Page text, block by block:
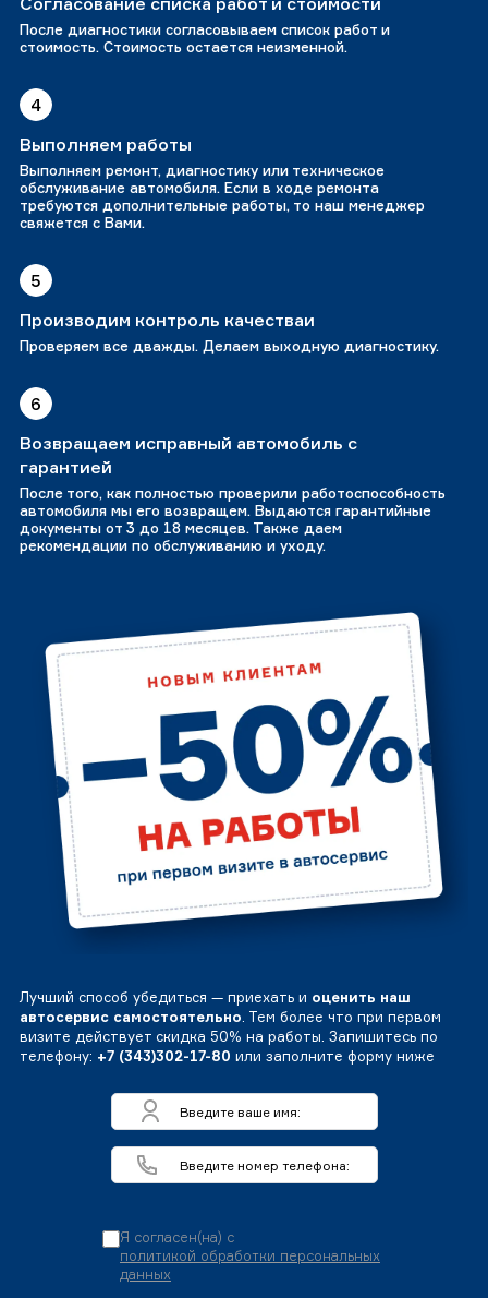
После диагностики согласовываем список работ и
стоимость. Стоимость остается неизменной.
4
Выполняем работы
Выполняем ремонт, диагностику или техническое
обслуживание автомобиля. Если в ходе ремонта
требуются дополнительные работы, то наш менеджер
свяжется с Вами.
5
Производим контроль качестваи
Проверяем все дважды. Делаем выходную диагностику.
6
Возвращаем исправный автомобиль с
гарантией
После того, как полностью проверили работоспособность
автомобиля мы его возвращем. Выдаются гарантийные
документы от 3 до 18 месяцев. Также даем
рекомендации по обслуживанию и уходу.
Лучший способ убедиться — приехать и оценить наш
автосервис самостоятельно. Тем более что при первом
визите действует скидка 50% на работы. Запишитесь по
телефону: +7 (343)302-17-80 или заполните форму ниже
Я согласен(на) с
политикой обработки персональных
данных